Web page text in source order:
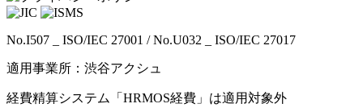
No.I507 _ ISO/IEC 27001 / No.U032 _ ISO/IEC 27017
適用事業所：渋谷アクシュ
経費精算システム「HRMOS経費」は適用対象外